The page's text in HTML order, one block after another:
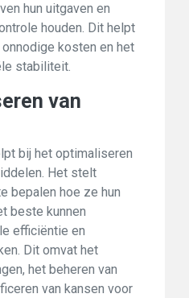
hun uitgaven en
houden. Dit helpt
kosten en het
stabiliteit.
van
bij het optimaliseren
Het stelt
bepalen hoe ze hun
beste kunnen
efficiëntie en
Dit omvat het
het beheren van
van kansen voor